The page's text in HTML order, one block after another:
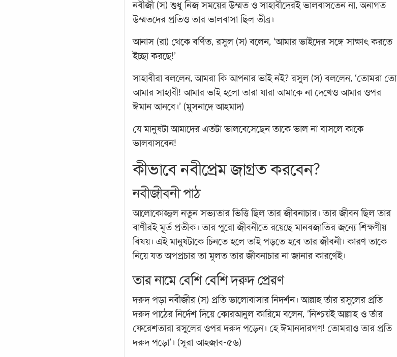
নবীজী (স) শুধু নিজ সময়ের উম্মত ও সাহাবীদেরই ভালবাসতেন না, অনাগত
উম্মতদের প্রতিও তার ভালবাসা ছিল তীব্র।
আনাস (রা) থেকে বর্ণিত, রসুল (স) বলেন, ‘আমার ভাইদের সঙ্গে সাক্ষাৎ করতে
ইচ্ছা করছে!’
সাহাবীরা বললেন, আমরা কি আপনার ভাই নই? রসুল (স) বললেন, ‘তোমরা তো
আমার সাহাবী! আমার ভাই হলো তারা যারা আমাকে না দেখেও আমার ওপর
ঈমান আনবে।’ (মুসনাদে আহমাদ)
যে মানুষটা আমাদের এতটা ভালবেসেছেন তাকে ভাল না বাসলে কাকে
ভালবাসবেন!
কীভাবে নবীপ্রেম জাগ্রত করবেন?
নবীজীবনী পাঠ
আলোকোজ্জ্বল নতুন সভ্যতার ভিত্তি ছিল তার জীবনাচার। তার জীবন ছিল তার
বাণীরই মূর্ত প্রতীক। তার পুরো জীবনীতে রয়েছে মানবজাতির জন্যে শিক্ষণীয়
বিষয়। এই মানুষটাকে চিনতে হলে তাই পড়তে হবে তার জীবনী। কারণ তাকে
নিয়ে যত অপপ্রচার তা মূলত তার জীবনাচার না জানার কারণেই।
তার নামে বেশি বেশি দরুদ প্রেরণ
দরুদ পড়া নবীজীর (স) প্রতি ভালোবাসার নিদর্শন। আল্লাহ তাঁর রসুলের প্রতি
দরুদ পাঠের নির্দেশ দিয়ে কোরআনুল কারিমে বলেন, ‘নিশ্চয়ই আল্লাহ ও তাঁর
ফেরেশতারা রসুলের ওপর দরুদ পড়েন। হে ঈমানদারগণ! তোমরাও তার প্রতি
দরুদ পড়ো’। (সূরা আহজাব-৫৬)